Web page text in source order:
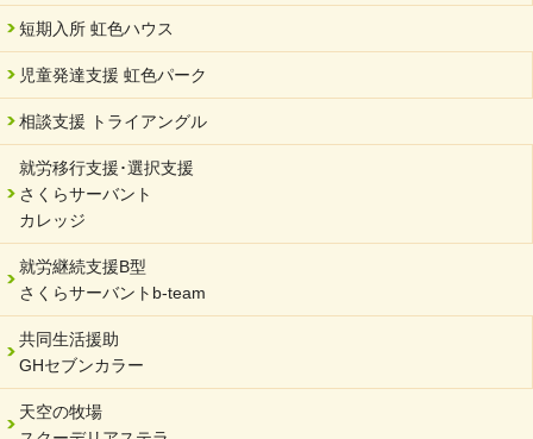
2024/04/01
を開催しました。
2024/02/20
2024/02/02
岐阜県 ワーク・ライフ・バランス推進エクセレント企業認定
2024/01/15
令和6年能登半島地震被災者支援において
2023/12/29
年末年始のお知らせ
2023/12/18
北方支店・保護者交流会「収穫祭」
短期入所 虹色ハウス
児童発達支援 虹色パーク
相談支援 トライアングル
就労移行支援･選択支援
さくらサーバント
カレッジ
就労継続支援B型
さくらサーバントb-team
共同生活援助
GHセブンカラー
天空の牧場